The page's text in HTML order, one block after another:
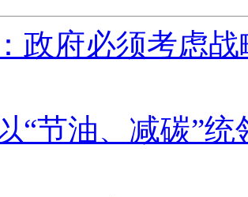
政府必须考虑
“节油、减碳”